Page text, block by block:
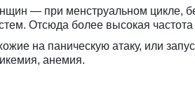
— при менструальном цикле,
Отсюда более высокая
на паническую атаку, или
анемия.